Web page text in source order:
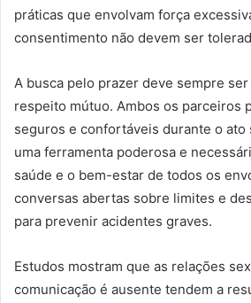
práticas que envolvam força
consentimento não devem ser
A busca pelo prazer deve sempre ser
respeito mútuo. Ambos os parceiros
seguros e confortáveis ​​durante o ato
uma ferramenta poderosa e
saúde e o bem-estar de todos os
conversas abertas sobre limites e
para prevenir acidentes graves.
Estudos mostram que as relações
comunicação é ausente tendem a